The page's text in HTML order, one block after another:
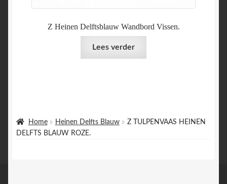
Home Heinen Delfts Blauw
Z TULPENVAAS HEINEN
DELFTS BLAUW ROZE.
Z Heinen Delftsblauw Wandbord Vissen.
Lees verder